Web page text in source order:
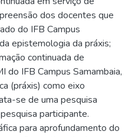
dos docentes que
do IFB Campus
epistemologia da práxis;
continuada de
do IFB Campus Samambaia,
(práxis) como eixo
se de uma pesquisa
participante.
para aprofundamento do